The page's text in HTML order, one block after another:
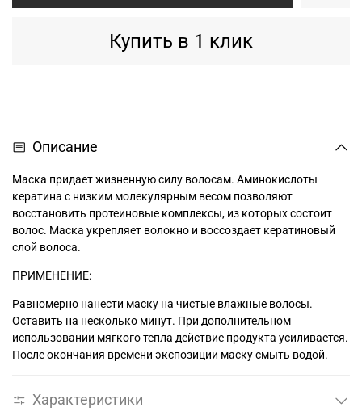
Купить в 1 клик
Описание
Маска придает жизненную силу волосам. Аминокислоты
кератина с низким молекулярным весом позволяют
восстановить протеиновые комплексы, из которых состоит
волос. Маска укрепляет волокно и воссоздает кератиновый
слой волоса.
ПРИМЕНЕНИЕ:
Равномерно нанести маску на чистые влажные волосы.
Оставить на несколько минут. При дополнительном
использовании мягкого тепла действие продукта усиливается.
После окончания времени экспозиции маску смыть водой.
Характеристики